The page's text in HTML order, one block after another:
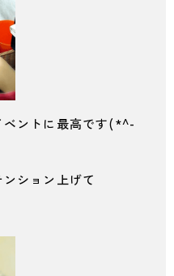
ベントに最高です(*^-
ション上げて